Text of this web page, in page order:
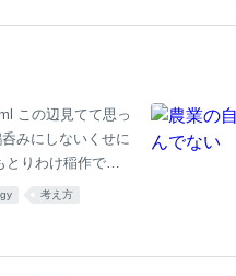
この辺見てて思っ
みにしないくせに
りわけ稲作でド
が農薬散布 昔か
大型のドローンに
考え方